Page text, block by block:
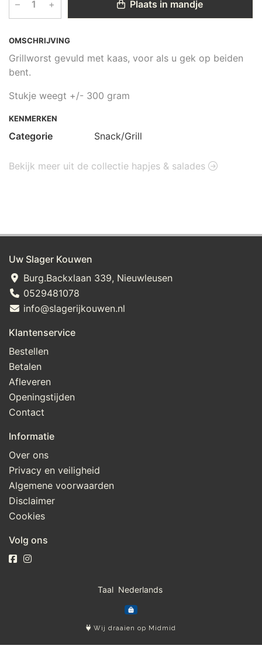
OMSCHRIJVING
Grillworst gevuld met kaas, voor als u gek op beiden
bent.
Stukje weegt +/- 300 gram
– + Plaats in mandje
KENMERKEN
Categorie Snack/Grill
Bekijk meer uit de collectie hapjes & salades
Uw Slager Kouwen
Burg.Backxlaan 339, Nieuwleusen
0529481078
info@slagerijkouwen.nl
Klantenservice
Bestellen
Betalen
Afleveren
Openingstijden
Contact
Informatie
Over ons
Privacy en veiligheid
Algemene voorwaarden
Disclaimer
Cookies
Volg ons
Taal
Wij draaien op Midmid